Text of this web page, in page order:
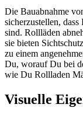
Die Bauabnahme
sicherzustellen, dass
sind. Rollläden
sie bieten
zu einem
Du, worauf Du bei
wie Du Rollladen
Visuelle